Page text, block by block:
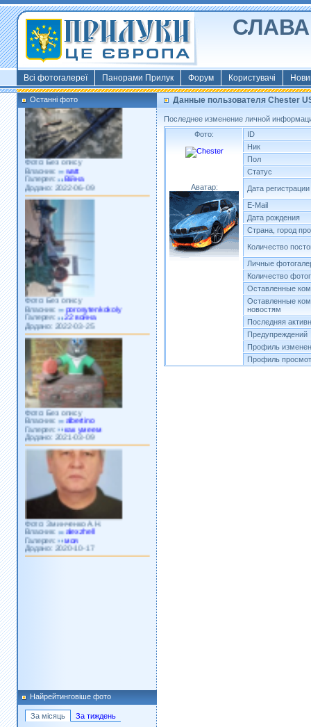
СЛАВА
Всі фотогалереї Панорами Прилук Форум Користувачі
Останні фото
Фото: Київ 2022
Власник:
morsresistis
Галерея:
Templates
Додано: 2022-11-13
Фото: Без опису
Власник:
watt
Галерея:
Війна
Додано: 2022-06-09
Фото: Без опису
Власник:
porosytenkokoly
Галерея:
22 война
Додано: 2022-03-25
Фото: Без опису
Власник:
albertino
Галерея:
как умеем
Додано: 2021-03-09
Власник:
alexzhell
Галерея:
моя
Додано: 2020-10-17
Найрейтинговіше фото
За місяць
За тиждень
Данные пользователя Chester
Последнее изменение личной
Фото:
Аватар:
ID
Ник
Пол
Статус
Дата регистрации
E-Mail
Дата рождения
Страна, город
Количество
Личные
Количество
Оставленные
Оставленные
новостям
Последняя
Предупреждений
Профиль
Профиль